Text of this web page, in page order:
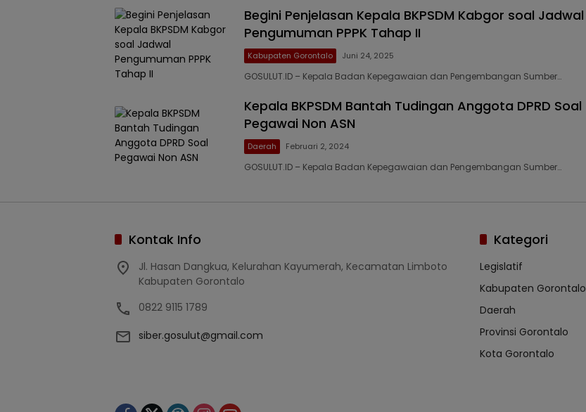
Begini Penjelasan Kepala BKPSDM Kabgor soal Jadwal
Pengumuman PPPK Tahap II
Kabupaten Gorontalo Juni 24, 2025
GOSULUT.ID – Kepala Badan Kepegawaian dan Pengembangan Sumber…
Kepala BKPSDM Bantah Tudingan Anggota DPRD Soal
Pegawai Non ASN
Daerah Februari 2, 2024
GOSULUT.ID – Kepala Badan Kepegawaian dan Pengembangan Sumber…
Kontak Info
Jl. Hasan Dangkua, Kelurahan Kayumerah, Kecamatan Limboto
Kabupaten Gorontalo
0822 9115 1789
siber.gosulut@gmail.com
Kategori
Legislatif
Kabupaten Gorontalo
Daerah
Provinsi Gorontalo
Kota Gorontalo